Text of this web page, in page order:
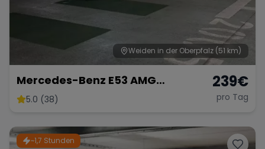
Weiden in der Oberpfalz (51 km)
Mercedes-Benz E53 AMG
Performance
5.0 (38)
239€
pro Tag
~1,7 Stunden